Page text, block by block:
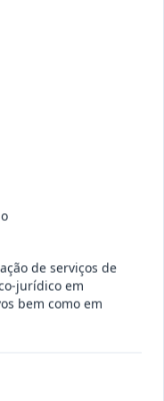
EMPRESA PARA
de serviços de
jurídico em
bem como em